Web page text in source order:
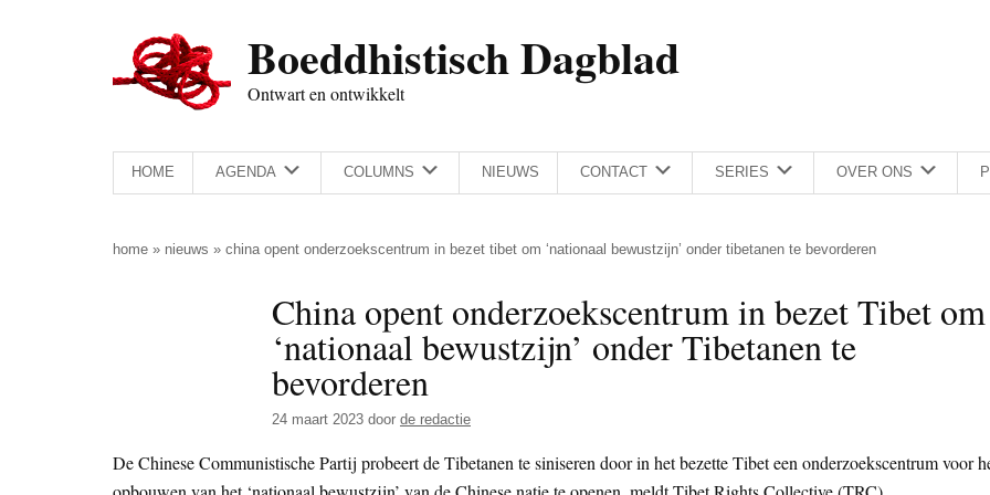
Boeddhistisch Dagblad
Ontwart en ontwikkelt
HOME AGENDA COLUMNS NIEUWS CONTACT SERIES OVER ONS
home » nieuws » china opent onderzoekscentrum in bezet tibet om ‘nationaal bewustzijn’ onder tibetanen te bevorderen
China opent onderzoekscentrum in bezet Tibet om
‘nationaal bewustzijn’ onder Tibetanen te
bevorderen
24 maart 2023 door de redactie
De Chinese Communistische Partij probeert de Tibetanen te siniseren door in het bezette Tibet een onderzoekscentrum voor